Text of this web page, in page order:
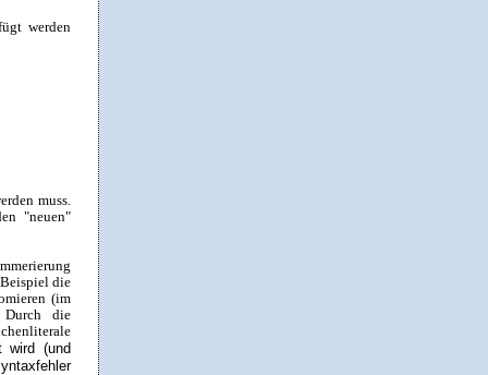
werden
muss.
"neuen"
die
(im
die
wird (und